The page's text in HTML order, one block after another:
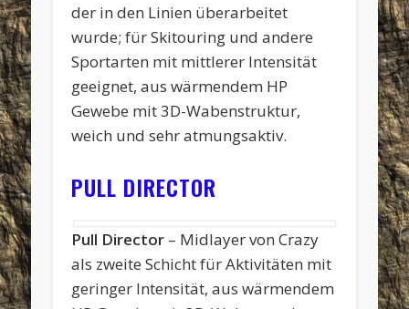
der in den Linien überarbeitet
wurde; für Skitouring und andere
Sportarten mit mittlerer Intensität
geeignet, aus wärmendem HP
Gewebe mit 3D-Wabenstruktur,
weich und sehr atmungsaktiv.
PULL DIRECTOR
Pull Director – Midlayer von Crazy
als zweite Schicht für Aktivitäten mit
geringer Intensität, aus wärmendem